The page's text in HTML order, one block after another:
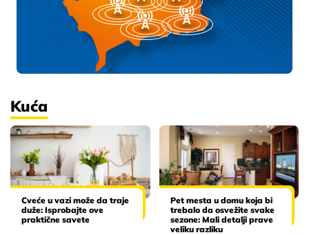
Kuća
Cveće u vazi može da traje
duže: Isprobajte ove
praktične savete
Pet mesta u domu koja bi
trebalo da osvežite svake
sezone: Mali detalji prave
veliku razliku